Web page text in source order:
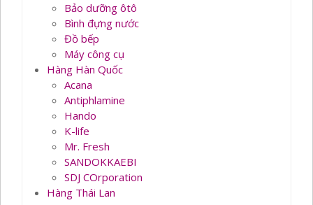
Bảo dưỡng ôtô
Bình đựng nước
Đồ bếp
Máy công cụ
Hàng Hàn Quốc
Acana
Antiphlamine
Hando
K-life
Mr. Fresh
SANDOKKAEBI
SDJ COrporation
Hàng Thái Lan